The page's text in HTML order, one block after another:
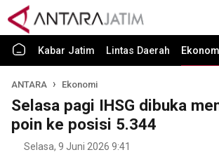
Kabar Jatim Lintas Daerah
ANTARA Ekonomi
Selasa pagi IHSG dibuka
poin ke posisi 5.344
Selasa, 9 Juni 2026 9:41